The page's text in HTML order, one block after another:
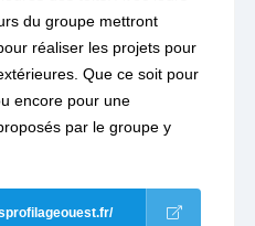
du groupe mettront
réaliser les projets pour
Que ce soit pour
encore pour une
par le groupe y